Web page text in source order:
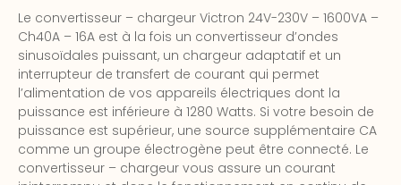
Le convertisseur – chargeur Victron 24V-230V – 1600VA –
Ch40A – 16A est à la fois un convertisseur d’ondes
sinusoïdales puissant, un chargeur adaptatif et un
interrupteur de transfert de courant qui permet
l’alimentation de vos appareils électriques dont la
puissance est inférieure à 1280 Watts. Si votre besoin de
puissance est supérieur, une source supplémentaire CA
comme un groupe électrogène peut être connecté. Le
convertisseur – chargeur vous assure un courant